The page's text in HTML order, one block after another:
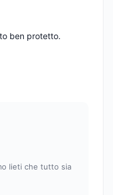
ben protetto.
lieti che tutto sia